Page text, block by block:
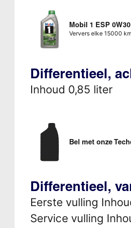
Mobil 1 ESP 0W30
Ververs elke 15000
Differentieel,
Inhoud 0,85 liter
Bel met onze
Differentieel,
Eerste vulling
Service vulling